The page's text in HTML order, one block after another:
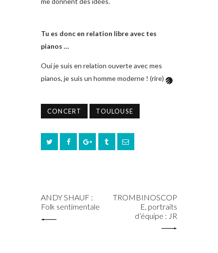
Tu es donc en relation libre avec tes
pianos …
Oui je suis en relation ouverte avec mes
pianos, je suis un homme moderne ! (rire)
CONCERT TOULOUSE
ANDY SHAUF :
Folk sentimentale
TROMBINOSCOP
E, portraits
d’équipe : JR